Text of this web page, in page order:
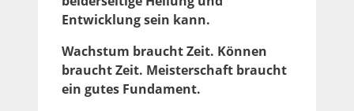
Entwicklung sein kann.
Wachstum braucht Zeit. Können
braucht Zeit. Meisterschaft braucht
ein gutes Fundament.